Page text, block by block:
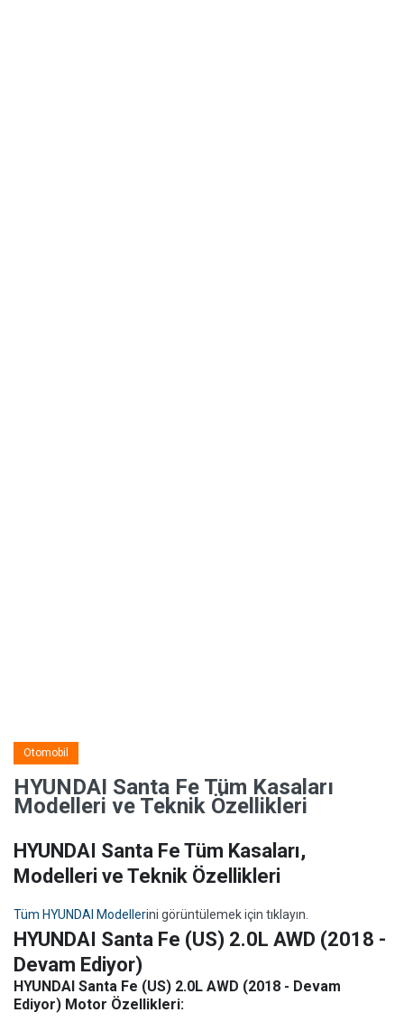
Otomobil
HYUNDAI Santa Fe Tüm Kasaları
Modelleri ve Teknik Özellikleri
HYUNDAI Santa Fe Tüm Kasaları,
Modelleri ve Teknik Özellikleri
Tüm HYUNDAI Modellerini görüntülemek için tıklayın.
HYUNDAI Santa Fe (US) 2.0L AWD (2018 -
Devam Ediyor)
HYUNDAI Santa Fe (US) 2.0L AWD (2018 - Devam
Ediyor) Motor Özellikleri: